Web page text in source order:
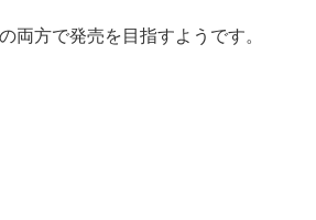
方で発売を目指すようです。